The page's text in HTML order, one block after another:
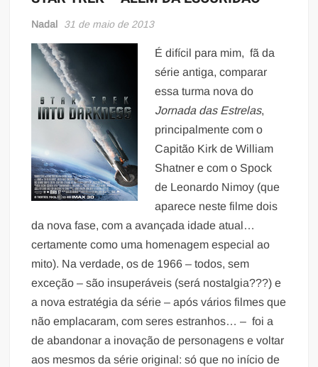
Nadal 31 de maio de 2013
É difícil para mim, fã da
série antiga, comparar
essa turma nova do
Jornada das Estrelas,
principalmente com o
Capitão Kirk de William
Shatner e com o Spock
de Leonardo Nimoy (que
aparece neste filme dois
da nova fase, com a avançada idade atual…
certamente como uma homenagem especial ao
mito). Na verdade, os de 1966 – todos, sem
exceção – são insuperáveis (será nostalgia???) e
a nova estratégia da série – após vários filmes que
não emplacaram, com seres estranhos… – foi a
de abandonar a inovação de personagens e voltar
aos mesmos da série original: só que no início de